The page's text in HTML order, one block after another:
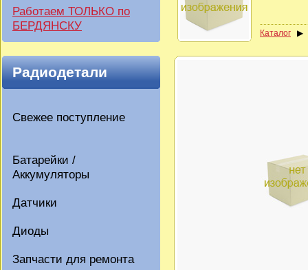
Работаем ТОЛЬКО по
БЕРДЯНСКУ
Радиодетали
Свежее поступление
Батарейки /
Аккумуляторы
Датчики
Диоды
Запчасти для ремонта
Каталог